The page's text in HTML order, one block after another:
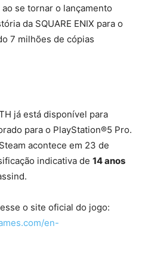
se tornar o lançamento
da SQUARE ENIX para o
7 milhões de cópias
já está disponível para
para o PlayStation®5 Pro.
acontece em 23 de
indicativa de 14 anos
o site oficial do jogo:
en-